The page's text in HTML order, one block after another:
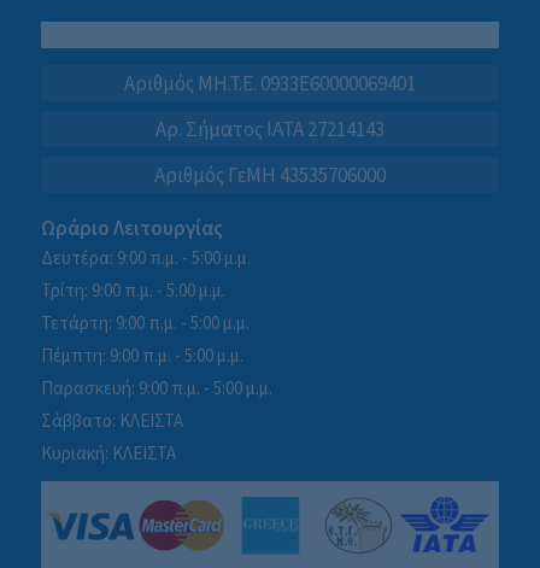
Αριθμός MH.T.E. 0933E60000069401
Αρ. Σήματος IATA 27214143
Αριθμός ΓεΜΗ 43535706000
Ωράριο Λειτουργίας
Δευτέρα: 9:00 π.μ. - 5:00 μ.μ.
Τρίτη: 9:00 π.μ. - 5:00 μ.μ.
Τετάρτη: 9:00 π.μ. - 5:00 μ.μ.
Πέμπτη: 9:00 π.μ. - 5:00 μ.μ.
Παρασκευή: 9:00 π.μ. - 5:00 μ.μ.
Σάββατο: ΚΛΕΙΣΤΑ
Κυριακή: ΚΛΕΙΣΤΑ